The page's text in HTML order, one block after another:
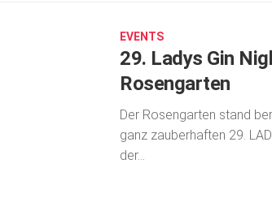
EVENTS
29. Ladys Gin
Rosengarten
Der Rosengarten stand
ganz zauberhaften 29.
der...